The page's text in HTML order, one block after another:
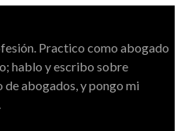
Practico como abogado
hablo y escribo sobre
abogados, y pongo mi